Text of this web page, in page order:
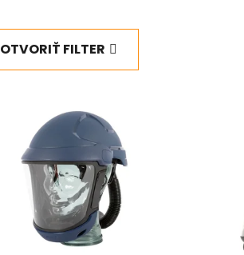
OTVORIŤ FILTER